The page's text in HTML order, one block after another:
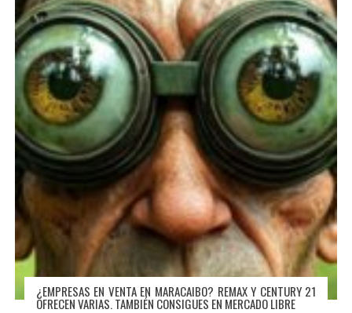
¿EMPRESAS EN VENTA EN MARACAIBO? REMAX Y CENTURY 21
OFRECEN VARIAS. TAMBIÉN CONSIGUES EN MERCADO LIBRE